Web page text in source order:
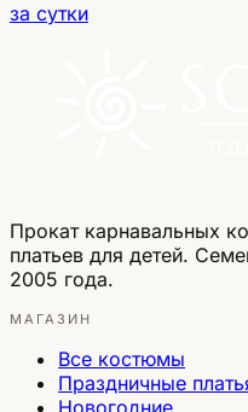
за сутки
Прокат карнавальных
платьев для детей.
2005 года.
МАГАЗИН
Все костюмы
Праздничные